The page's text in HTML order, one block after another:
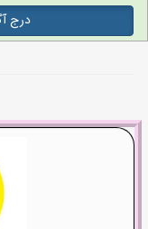
درج